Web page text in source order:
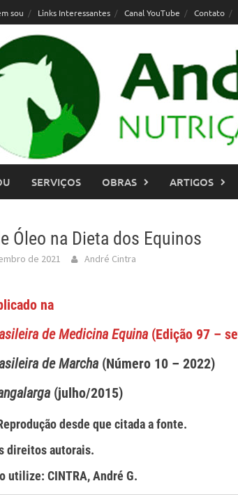
sou Links Interessantes Canal YouTube Contato
SERVIÇOS OBRAS ARTIGOS
Óleo na Dieta dos Equinos
de 2021 André Cintra
na
de Medicina Equina (Edição 97 –
de Marcha (Número 10 – 2022)
(julho/2015)
desde que citada a fonte.
direitos autorais.
utilize: CINTRA, André G.